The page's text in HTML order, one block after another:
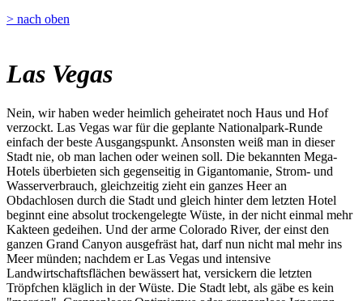
> nach oben
Las Vegas
Nein, wir haben weder heimlich geheiratet noch Haus und Hof
verzockt. Las Vegas war für die geplante Nationalpark-Runde
einfach der beste Ausgangspunkt. Ansonsten weiß man in dieser
Stadt nie, ob man lachen oder weinen soll. Die bekannten Mega-
Hotels überbieten sich gegenseitig in Gigantomanie, Strom- und
Wasserverbrauch, gleichzeitig zieht ein ganzes Heer an
Obdachlosen durch die Stadt und gleich hinter dem letzten Hotel
beginnt eine absolut trockengelegte Wüste, in der nicht einmal mehr
Kakteen gedeihen. Und der arme Colorado River, der einst den
ganzen Grand Canyon ausgefräst hat, darf nun nicht mal mehr ins
Meer münden; nachdem er Las Vegas und intensive
Landwirtschaftsflächen bewässert hat, versickern die letzten
Tröpfchen kläglich in der Wüste. Die Stadt lebt, als gäbe es kein